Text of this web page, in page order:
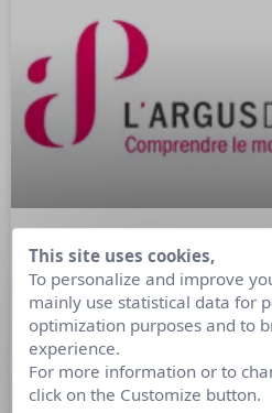
Interview de
Directeur de
systèmes
la presse
Culture RP a rencontré Georges
This site uses cookies,
To personalize and improve
mainly use statistical data for
optimization purposes and to
experience.
For more information or to
click on the Customize button.